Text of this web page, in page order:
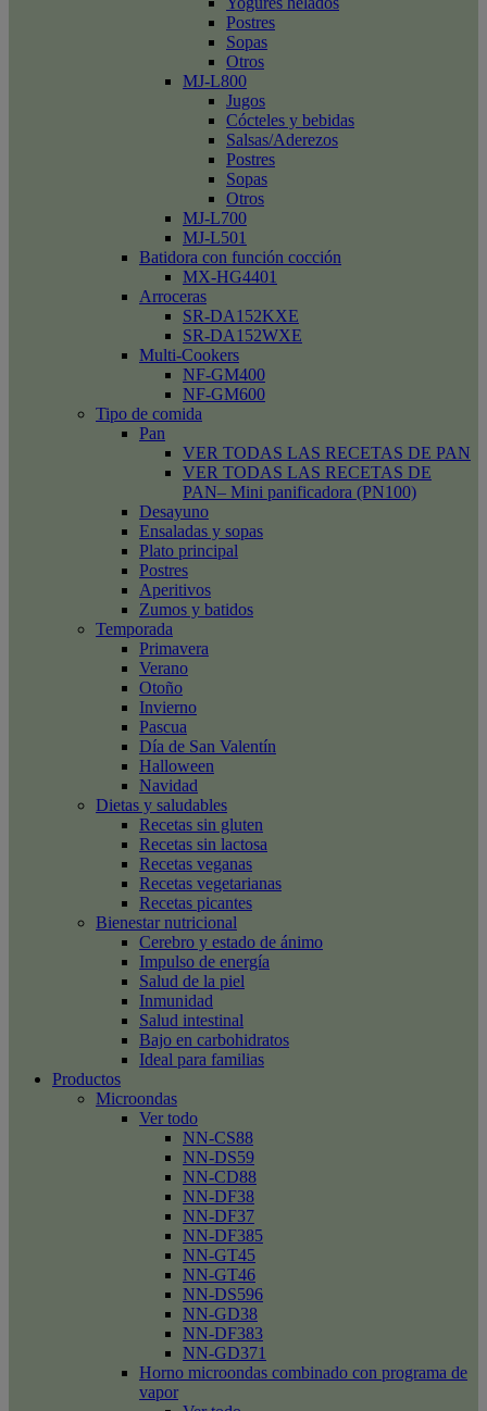
Postres
Sopas
Otros
MJ-L800
Jugos
Cócteles y bebidas
Salsas/Aderezos
Postres
Sopas
Otros
MJ-L700
MJ-L501
Batidora con función cocción
MX-HG4401
Arroceras
SR-DA152KXE
SR-DA152WXE
Multi-Cookers
NF-GM400
NF-GM600
Tipo de comida
Pan
VER TODAS LAS RECETAS DE PAN
VER TODAS LAS RECETAS DE
PAN– Mini panificadora (PN100)
Desayuno
Ensaladas y sopas
Plato principal
Postres
Aperitivos
Zumos y batidos
Temporada
Primavera
Verano
Otoño
Invierno
Pascua
Día de San Valentín
Halloween
Navidad
Dietas y saludables
Recetas sin gluten
Recetas sin lactosa
Recetas veganas
Recetas vegetarianas
Recetas picantes
Bienestar nutricional
Cerebro y estado de ánimo
Impulso de energía
Salud de la piel
Inmunidad
Salud intestinal
Bajo en carbohidratos
Ideal para familias
Productos
Microondas
Ver todo
NN-CS88
NN-DS59
NN-CD88
NN-DF38
NN-DF37
NN-DF385
NN-GT45
NN-GT46
NN-DS596
NN-GD38
NN-DF383
NN-GD371
Horno microondas combinado con programa de
vapor